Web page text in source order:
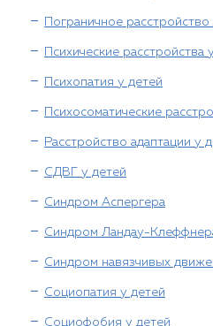
Пограничное
Психические расстройства
Психопатия у детей
Психосоматические
Расстройство адаптации у
СДВГ у детей
Синдром Аспергера
Синдром Ландау-
Синдром навязчивых
Социопатия у детей
Социофобия у детей